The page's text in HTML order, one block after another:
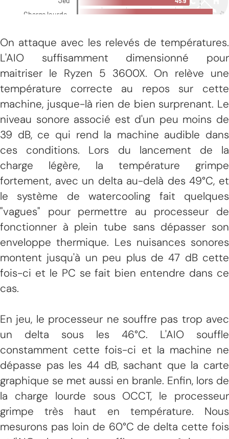
On attaque avec les relevés de températures.
L'AIO suffisamment dimensionné pour
maitriser le Ryzen 5 3600X. On relève une
température correcte au repos sur cette
machine, jusque-là rien de bien surprenant. Le
niveau sonore associé est d'un peu moins de
39 dB, ce qui rend la machine audible dans
ces conditions. Lors du lancement de la
charge légère, la température grimpe
fortement, avec un delta au-delà des 49°C, et
le système de watercooling fait quelques
"vagues" pour permettre au processeur de
fonctionner à plein tube sans dépasser son
enveloppe thermique. Les nuisances sonores
montent jusqu'à un peu plus de 47 dB cette
fois-ci et le PC se fait bien entendre dans ce
cas.
En jeu, le processeur ne souffre pas trop avec
un delta sous les 46°C. L'AIO souffle
constamment cette fois-ci et la machine ne
dépasse pas les 44 dB, sachant que la carte
graphique se met aussi en branle. Enfin, lors de
la charge lourde sous OCCT, le processeur
grimpe très haut en température. Nous
mesurons pas loin de 60°C de delta cette fois